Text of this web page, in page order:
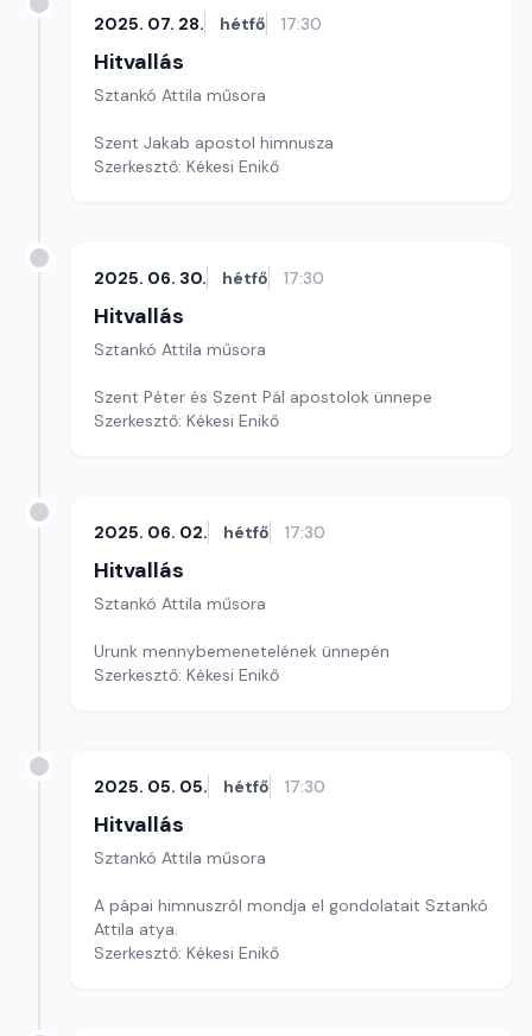
2025. 07. 28. hétfő 17:30
Hitvallás
Sztankó Attila műsora
Szent Jakab apostol himnusza
Szerkesztő: Kékesi Enikő
2025. 06. 30. hétfő 17:30
Hitvallás
Sztankó Attila műsora
Szent Péter és Szent Pál apostolok ünnepe
Szerkesztő: Kékesi Enikő
2025. 06. 02. hétfő 17:30
Hitvallás
Sztankó Attila műsora
Urunk mennybemenetelének ünnepén
Szerkesztő: Kékesi Enikő
2025. 05. 05. hétfő 17:30
Hitvallás
Sztankó Attila műsora
A pápai himnuszról mondja el gondolatait Sztankó
Attila atya.
Szerkesztő: Kékesi Enikő